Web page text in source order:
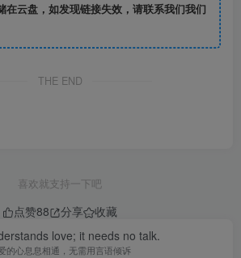
在云盘，如发现链接失效，请联系我们我们
THE END
喜欢就支持一下吧
点赞88 分享
收藏
love; it needs no talk.
的心息息相通，无需用言语倾诉